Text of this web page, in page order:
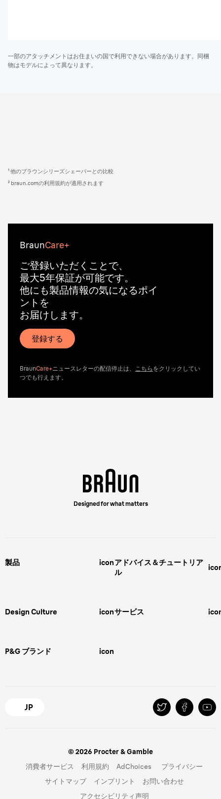
一部のアタッチメントはお住まいの国で利用できない場合があります。同梱
物はモデルによって異なります。
¹ 他のブラウンシリーズシェーバーとの比較
² braun.comの利用規約が適用されます
BraunCare+
ご登録いただくことで、
最大5年保証が可能です。
他にも製品情報の気になるポイ
ントを
お届けします。
登録する
BraunCare+ニュースレターの配信停止は、 こちら をクリックしてい
つでも行えます。
Designed for what matters
製品 icon
スキンケア
ipl脱毛
アドバイス＆チュートリア
ル
ボディグルーミング
Design Culture icon
Braun Brand & Products
サービス
P&G ブランド icon
マイレピ
JP
© 2026 Procter & Gamble
消費者サービス
利用規約 AdChoices
プライバシー
サイトマップ
インプリント
お問い合わせ
アクセシビリティ声明